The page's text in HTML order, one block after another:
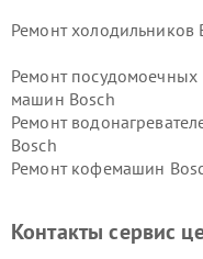
Ремонт холодильников
Ремонт посудомоечных
машин Bosch
Ремонт
Bosch
Ремонт кофемашин
Ремонт сушильных
Контакты сервис